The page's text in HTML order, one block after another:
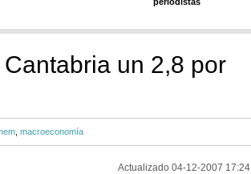
un 2,8 por
macroeconomía
Actualizado 04-12-2007 17:24